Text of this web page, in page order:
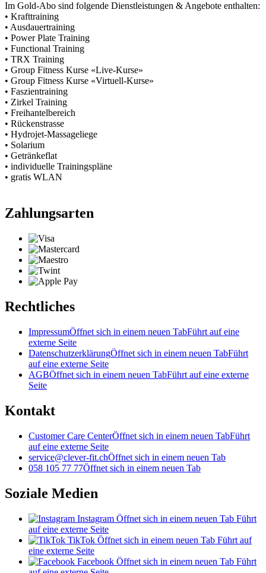
Im Gold-Abo sind folgende Dienstleistungen & Angebote enthalten:
• Krafttraining
• Ausdauertraining
• Power Plate Training
• Functional Training
• TRX Training
• Group Fitness Kurse «Live-Kurse»
• Group Fitness Kurse «Virtuell-Kurse»
• Faszientraining
• Zirkel Training
• Freihantelbereich
• Rückenstrasse
• Hydrojet-Massageliege
• Solarium
• Getränkeflat
• individuelle Trainingspläne
• gratis WLAN
Zahlungsarten
Rechtliches
ImpressumÖffnet sich in einem neuen TabFührt auf eine
externe Seite
DatenschutzerklärungÖffnet sich in einem neuen TabFührt
auf eine externe Seite
AGBÖffnet sich in einem neuen TabFührt auf eine externe
Seite
Kontakt
Customer Care CenterÖffnet sich in einem neuen TabFührt
auf eine externe Seite
service@clever-fit.chÖffnet sich in einem neuen Tab
058 105 77 77Öffnet sich in einem neuen Tab
Soziale Medien
Instagram Öffnet sich in einem neuen Tab Führt
auf eine externe Seite
TikTok Öffnet sich in einem neuen Tab Führt auf
eine externe Seite
Facebook Öffnet sich in einem neuen Tab Führt